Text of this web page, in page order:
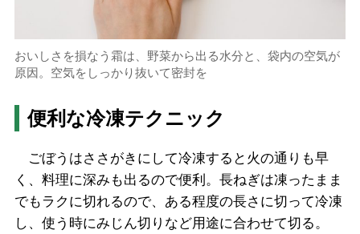
おいしさを損なう霜は、野菜から出る水分と、袋内の空気が
原因。空気をしっかり抜いて密封を
便利な冷凍テクニック
ごぼうはささがきにして冷凍すると火の通りも早
く、料理に深みも出るので便利。長ねぎは凍ったまま
でもラクに切れるので、ある程度の長さに切って冷凍
し、使う時にみじん切りなど用途に合わせて切る。